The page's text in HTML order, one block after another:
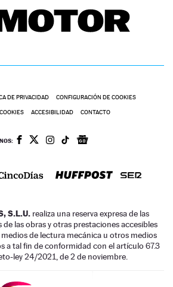
DE PRIVACIDAD CONFIGURACIÓN DE COOKIES
ACCESIBILIDAD CONTACTO
S.L.U. realiza una reserva expresa de las
las obras y otras prestaciones accesibles
de lectura mecánica u otros medios
a tal fin de conformidad con el artículo 67.3
ley 24/2021, de 2 de noviembre.